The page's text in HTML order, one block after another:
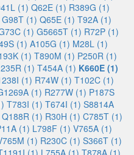
(1) Q62E (1) R389G (1)
G98T (1) Q65E (1) T92A (1)
(1) G5665T (1) R72P (1)
(1) A105G (1) M28L (1)
(1) T890M (1) P250R (1)
(1) T454A (1) K660E (1)
(1) R74W (1) T102C (1)
(1) R277W (1) P187S
T783I (1) T674I (1) S8814A
Q188R (1) R30H (1) C785T (1)
(1) L798F (1) V765A (1)
(1) R230C (1) S366T (1)
(1) L755A (1) T878A (1)